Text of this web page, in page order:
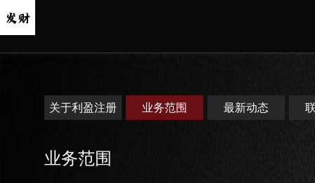
关于利盈注册 业务范围 最新动态
业务范围